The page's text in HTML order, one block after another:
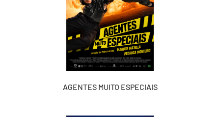
AGENTES MUITO ESPECIAIS